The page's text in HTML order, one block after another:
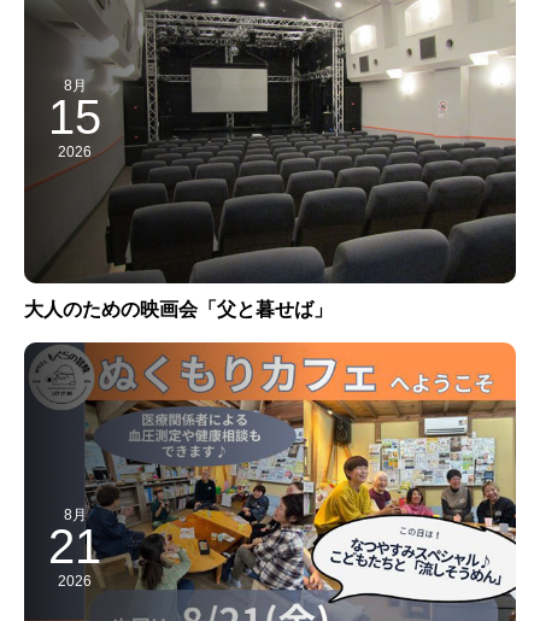
8月
15
2026
大人のための映画会「父と暮せば」
8月
21
2026